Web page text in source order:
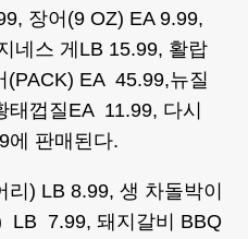
장어(9 OZ) EA 9.99,
네스 게LB 15.99, 활랍
(PACK) EA 45.99,뉴질
태껍질EA 11.99, 다시
에 판매된다.
리) LB 8.99, 생 차돌박이
LB 7.99, 돼지갈비 BBQ